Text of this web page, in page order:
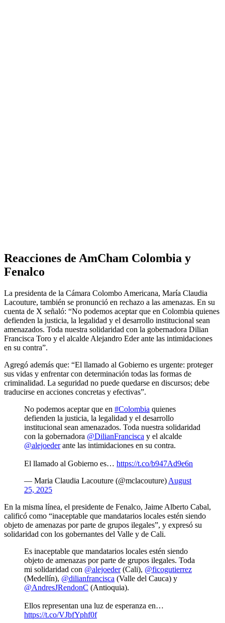
Reacciones de AmCham Colombia y
Fenalco
La presidenta de la Cámara Colombo Americana, María Claudia
Lacouture, también se pronunció en rechazo a las amenazas. En su
cuenta de X señaló: “No podemos aceptar que en Colombia quienes
defienden la justicia, la legalidad y el desarrollo institucional sean
amenazados. Toda nuestra solidaridad con la gobernadora Dilian
Francisca Toro y el alcalde Alejandro Eder ante las intimidaciones
en su contra”.
Agregó además que: “El llamado al Gobierno es urgente: proteger
sus vidas y enfrentar con determinación todas las formas de
criminalidad. La seguridad no puede quedarse en discursos; debe
traducirse en acciones concretas y efectivas”.
No podemos aceptar que en #Colombia quienes
defienden la justicia, la legalidad y el desarrollo
institucional sean amenazados. Toda nuestra solidaridad
con la gobernadora @DilianFrancisca y el alcalde
@alejoederante las intimidaciones en su contra.
El llamado al Gobierno es… https://t.co/b947Ad9e6n
— Maria Claudia Lacouture (@mclacouture) August
25, 2025
En la misma línea, el presidente de Fenalco, Jaime Alberto Cabal,
calificó como “inaceptable que mandatarios locales estén siendo
objeto de amenazas por parte de grupos ilegales”, y expresó su
solidaridad con los gobernantes del Valle y de Cali.
Es inaceptable que mandatarios locales estén siendo
objeto de amenazas por parte de grupos ilegales. Toda
mi solidaridad con @alejoeder(Cali), @ficogutierrez
(Medellín), @dilianfrancisca (Valle del Cauca) y
@AndresJRendonC (Antioquia).
Ellos representan una luz de esperanza en…
https://t.co/VJbfYphf0f